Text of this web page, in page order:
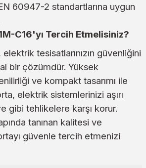
60947-2 standartlarına uygun
C16'yı Tercih Etmelisiniz?
tesisatlarınızın güvenliğini
bir çözümdür. Yüksek
ve kompakt tasarımı ile
elektrik sistemlerinizi aşırı
gibi tehlikelere karşı korur.
tanınan kalitesi ve
güvenle tercih etmenizi